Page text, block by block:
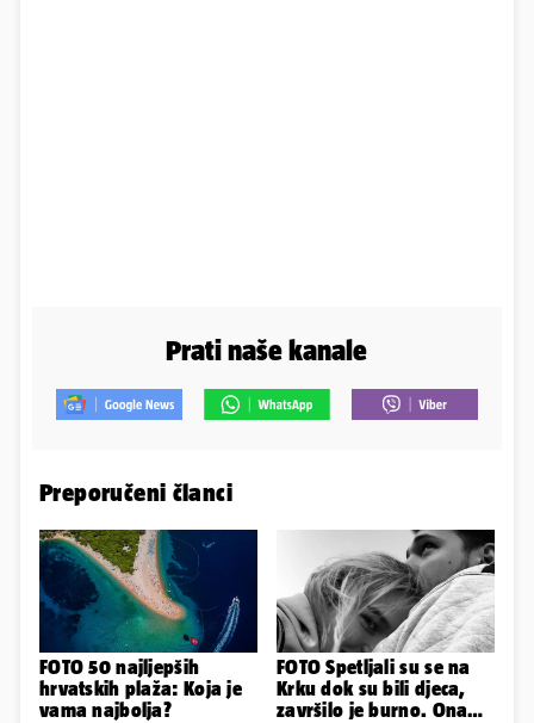
Prati naše kanale
Preporučeni članci
FOTO 50 najljepših
hrvatskih plaža: Koja je
vama najbolja?
FOTO Spetljali su se na
Krku dok su bili djeca,
završilo je burno. Ona